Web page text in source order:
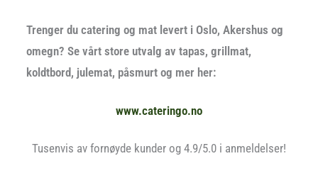
Trenger du catering og mat levert i Oslo, Akershus og
omegn? Se vårt store utvalg av tapas, grillmat,
koldtbord, julemat, påsmurt og mer her:
www.cateringo.no
Tusenvis av fornøyde kunder og 4.9/5.0 i anmeldelser!